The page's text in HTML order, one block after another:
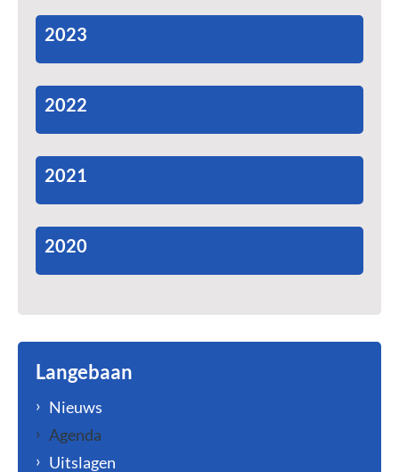
2023
2022
2021
2020
Langebaan
Nieuws
Agenda
Uitslagen